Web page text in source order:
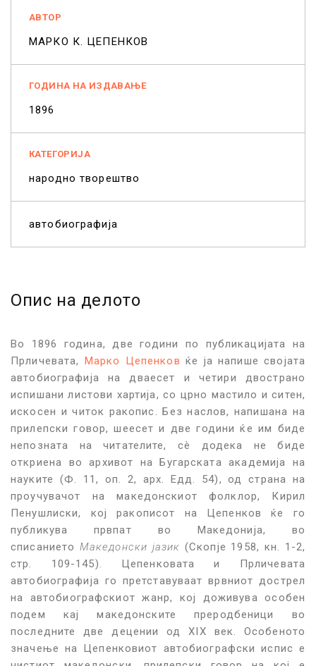
АВТОР
МАРКО К. ЦЕПЕНКОВ
ГОДИНА НА ИЗДАВАЊЕ
1896
КАТЕГОРИЈА
народно творештво
автобиографија
Опис на делото
Во 1896 година, две години по публикацијата на
Прличевата, Марко Цепенков ќе ја напише својата
автобиографија на дваесет и четири двострано
испишани листови хартија, со црно мастило и ситен,
искосен и читок ракопис. Без наслов, напишана на
прилепски говор, шеесет и две години ќе им биде
непозната на читателите, сè додека не биде
откриена во архивот на Бугарската академија на
науките (Ф. 11, оп. 2, арх. Едд. 54), од страна на
проучувачот на македонскиот фолклор, Кирил
Пенушлиски, кој ракописот на Цепенков ќе го
публикува првпат во Македонија, во
списанието Македонски јазик (Скопје 1958, кн. 1-2,
стр. 109-145). Цепенковата и Прличевата
автобиографија го претставуваат врвниот дострел
на автобиографскиот жанр, кој доживува особен
подем кај македонските преродбеници во
последните две децении од XIX век. Особеното
значење на Цепенковиот автобиографски испис е